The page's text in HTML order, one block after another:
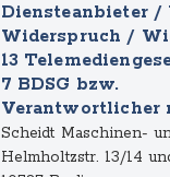
Diensteanbieter
Widerspruch /
13
7 BDSG bzw.
Verantwortlicher
Scheidt Maschinen-
Helmholtzstr. 13/14